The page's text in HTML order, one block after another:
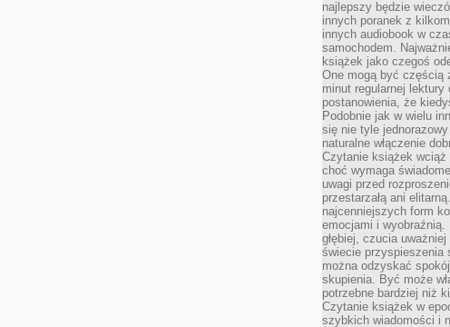
najlepszy będzie
innych poranek z
innych audiobook w
samochodem.
książek jako czegoś
One mogą być częścią
minut regularnej
postanowienia, że
Podobnie jak w wielu
się nie tyle
naturalne włączenie
Czytanie książek
choć wymaga
uwagi przed
przestarzałą ani
najcenniejszych form
emocjami i
głębiej, czucia
świecie przyspieszenia
można odzyskać
skupienia. Być może
potrzebne bardziej niż
Czytanie książek w
szybkich wiadomości i